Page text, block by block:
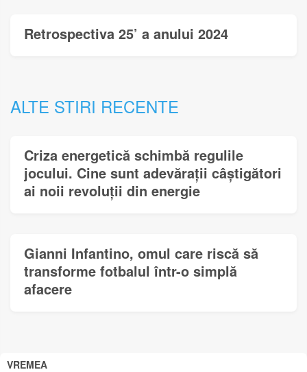
Retrospectiva 25’ a anului 2024
ALTE STIRI RECENTE
Criza energetică schimbă regulile
jocului. Cine sunt adevărații câștigători
ai noii revoluții din energie
Gianni Infantino, omul care riscă să
transforme fotbalul într-o simplă
afacere
VREMEA